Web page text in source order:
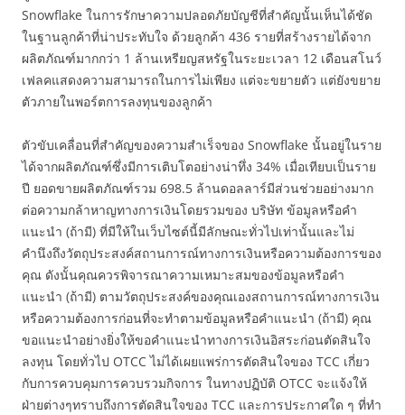
Snowflake ในการรักษาความปลอดภัยบัญชีที่สำคัญนั้นเห็นได้ชัด
ในฐานลูกค้าที่น่าประทับใจ ด้วยลูกค้า 436 รายที่สร้างรายได้จาก
ผลิตภัณฑ์มากกว่า 1 ล้านเหรียญสหรัฐในระยะเวลา 12 เดือนสโนว์
เฟลคแสดงความสามารถในการไม่เพียง แต่จะขยายตัว แต่ยังขยาย
ตัวภายในพอร์ตการลงทุนของลูกค้า
ตัวขับเคลื่อนที่สำคัญของความสำเร็จของ Snowflake นั้นอยู่ในราย
ได้จากผลิตภัณฑ์ซึ่งมีการเติบโตอย่างน่าทึ่ง 34% เมื่อเทียบเป็นราย
ปี ยอดขายผลิตภัณฑ์รวม 698.5 ล้านดอลลาร์มีส่วนช่วยอย่างมาก
ต่อความกล้าหาญทางการเงินโดยรวมของ บริษัท ข้อมูลหรือคำ
แนะนำ (ถ้ามี) ที่มีให้ในเว็บไซต์นี้มีลักษณะทั่วไปเท่านั้นและไม่
คำนึงถึงวัตถุประสงค์สถานการณ์ทางการเงินหรือความต้องการของ
คุณ ดังนั้นคุณควรพิจารณาความเหมาะสมของข้อมูลหรือคำ
แนะนำ (ถ้ามี) ตามวัตถุประสงค์ของคุณเองสถานการณ์ทางการเงิน
หรือความต้องการก่อนที่จะทำตามข้อมูลหรือคำแนะนำ (ถ้ามี) คุณ
ขอแนะนำอย่างยิ่งให้ขอคำแนะนำทางการเงินอิสระก่อนตัดสินใจ
ลงทุน โดยทั่วไป OTCC ไม่ได้เผยแพร่การตัดสินใจของ TCC เกี่ยว
กับการควบคุมการควบรวมกิจการ ในทางปฏิบัติ OTCC จะแจ้งให้
ฝ่ายต่างๆทราบถึงการตัดสินใจของ TCC และการประกาศใด ๆ ที่ทำ